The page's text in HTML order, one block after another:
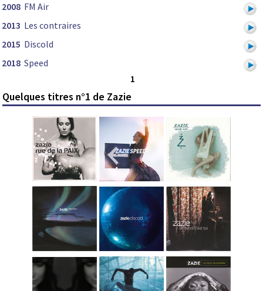
2008 FM Air
2013 Les contraires
2015 Discold
2018 Speed
1
Quelques titres n°1 de Zazie